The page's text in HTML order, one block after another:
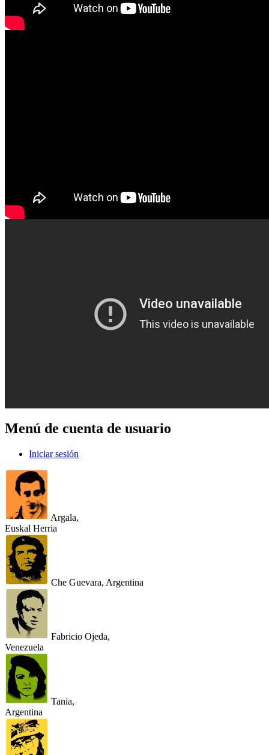
Menú de cuenta de usuario
Iniciar sesión
Argala,
Euskal Herria
Che Guevara, Argentina
Fabricio Ojeda,
Venezuela
Tania,
Argentina